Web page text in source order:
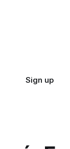
Sign up